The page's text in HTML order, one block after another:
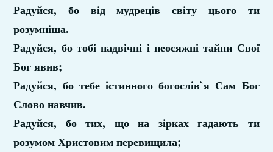
Радуйся, бо від мудреців світу цього ти
розумніша.
Радуйся, бо тобі надвічні і неосяжні тайни Свої
Бог явив;
Радуйся, бо тебе істинного богослів`я Сам Бог
Слово навчив.
Радуйся, бо тих, що на зірках гадають ти
розумом Христовим перевищила;